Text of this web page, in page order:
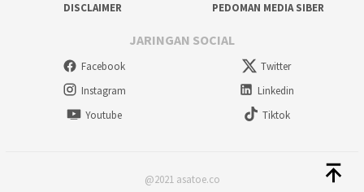
DISCLAIMER
PEDOMAN MEDIA SIBER
JARINGAN SOCIAL
Facebook
Twitter
Instagram
Linkedin
Youtube
Tiktok
@2021 asatoe.co